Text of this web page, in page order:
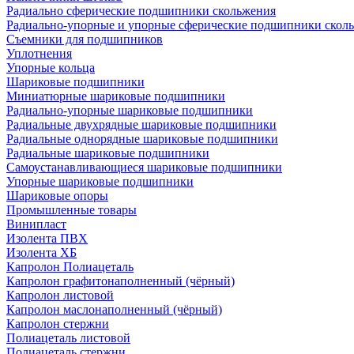
Радиально сферические подшипники скольжения
Радиально-упорные и упорные сферические подшипники
Съемники для подшипников
Уплотнения
Упорные кольца
Шариковые подшипники
Миниатюрные шариковые подшипники
Радиально-упорные шариковые подшипники
Радиальные двухрядные шариковые подшипники
Радиальные однорядные шариковые подшипники
Радиальные шариковые подшипники
Самоустанавливающиеся шариковые подшипники
Упорные шариковые подшипники
Шариковые опоры
Промышленные товары
Винипласт
Изолента ПВХ
Изолента ХБ
Капролон Полиацеталь
Капролон графитонаполненный (чёрный)
Капролон листовой
Капролон маслонаполненный (чёрный)
Капролон стержни
Полиацеталь листовой